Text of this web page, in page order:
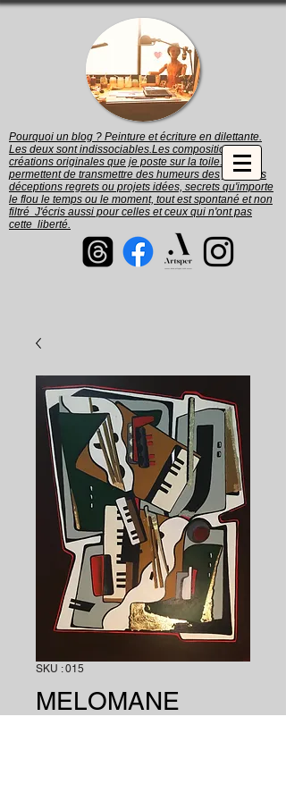
Pourquoi un blog ? Peinture et écriture en dilettante.
Les deux sont indissociables.Les compositions et
créations originales que je poste sur la toile. me
permettent de transmettre des humeurs des joies des
déceptions regrets ou projets idées, secrets qu'importe
le flou le temps ou le moment, tout est spontané et non
filtré J'écris aussi pour celles et ceux qui n'ont pas
cette liberté.
SKU : 015
MELOMANE